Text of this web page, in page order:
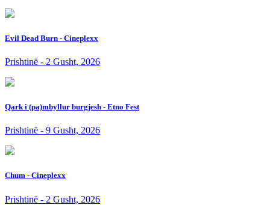
Evil Dead Burn - Cineplexx
Prishtinë - 2 Gusht, 2026
Qark i (pa)mbyllur burgjesh - Etno Fest
Prishtinë - 9 Gusht, 2026
Chum - Cineplexx
Prishtinë - 2 Gusht, 2026